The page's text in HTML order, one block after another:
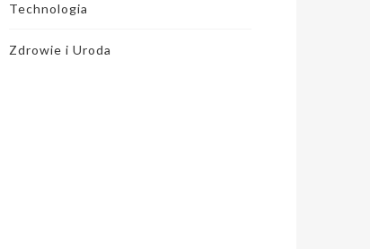
Technologia
Zdrowie i Uroda